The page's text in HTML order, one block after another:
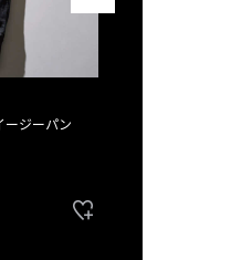
ージーパン